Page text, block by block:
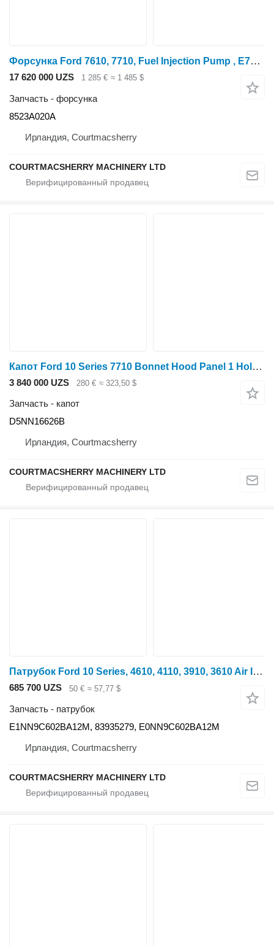
Форсунка Ford 7610, 7710, Fuel Injection Pump , E7nn9a543aeb, 8397639 8523A020A для трактора колесного
17 620 000 UZS 1 285 € ≈ 1 485 $
Запчасть - форсунка
8523A020A
Ирландия, Courtmacsherry
COURTMACSHERRY MACHINERY LTD
Капот Ford 10 Series 7710 Bonnet Hood Panel 1 Holes, , E9nn16a724 D5NN16626B для трактора колесного
3 840 000 UZS 280 € ≈ 323,50 $
Запчасть - капот
D5NN16626B
Ирландия, Courtmacsherry
COURTMACSHERRY MACHINERY LTD
Патрубок Ford 10 Series, 4610, 4110, 3910, 3610 Air Intake Tube E1nn9c602ba12m E1NN9C602BA12M для трактора колесного
685 700 UZS 50 € ≈ 57,77 $
Запчасть - патрубок
E1NN9C602BA12M, 83935279, E0NN9C602BA12M
Ирландия, Courtmacsherry
COURTMACSHERRY MACHINERY LTD